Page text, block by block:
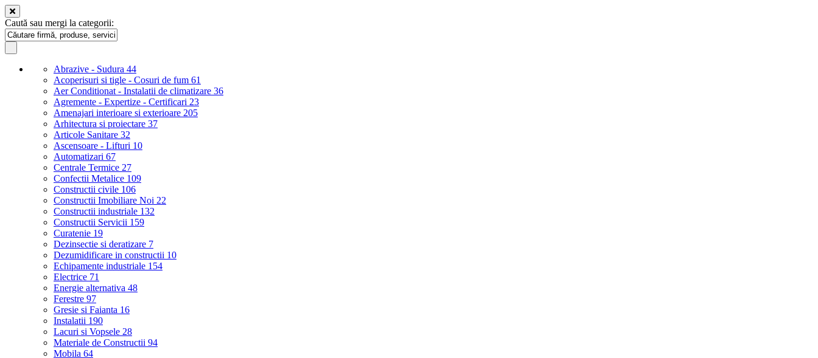
Caută sau mergi la categorii:
Abrazive - Sudura 44
Acoperisuri si tigle - Cosuri de fum 61
Aer Conditionat - Instalatii de climatizare 36
Agremente - Expertize - Certificari 23
Amenajari interioare si exterioare 205
Arhitectura si proiectare 37
Articole Sanitare 32
Ascensoare - Lifturi 10
Automatizari 67
Centrale Termice 27
Confectii Metalice 109
Constructii civile 106
Constructii Imobiliare Noi 22
Constructii industriale 132
Constructii Servicii 159
Curatenie 19
Dezinsectie si deratizare 7
Dezumidificare in constructii 10
Echipamente industriale 154
Electrice 71
Energie alternativa 48
Ferestre 97
Gresie si Faianta 16
Instalatii 190
Lacuri si Vopsele 28
Materiale de Constructii 94
Mobila 64